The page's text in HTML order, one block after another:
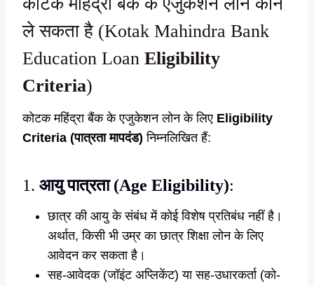
ले सकता है (Kotak Mahindra Bank
Education Loan Eligibility
Criteria)
कोटक महिंद्रा बैंक के एजुकेशन लोन के लिए Eligibility
Criteria (पात्रता मापदंड) निम्नलिखित हैं:
1. आयु पात्रता (Age Eligibility):
छात्र की आयु के संबंध में कोई विशेष प्रतिबंध नहीं है।
अर्थात, किसी भी उम्र का छात्र शिक्षा लोन के लिए
आवेदन कर सकता है।
सह-आवेदक (जॉइंट अप्लिकेंट) या सह-उधारकर्ता (को-